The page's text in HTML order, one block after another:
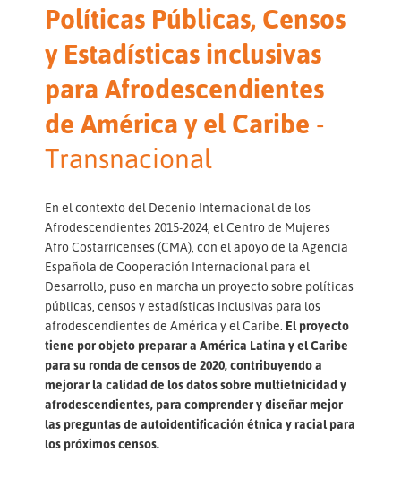
Políticas Públicas, Censos
y Estadísticas inclusivas
para Afrodescendientes
de América y el Caribe -
Transnacional
En el contexto del Decenio Internacional de los
Afrodescendientes 2015-2024, el Centro de Mujeres
Afro Costarricenses (CMA), con el apoyo de la Agencia
Española de Cooperación Internacional para el
Desarrollo, puso en marcha un proyecto sobre políticas
públicas, censos y estadísticas inclusivas para los
afrodescendientes de América y el Caribe. El proyecto
tiene por objeto preparar a América Latina y el Caribe
para su ronda de censos de 2020, contribuyendo a
mejorar la calidad de los datos sobre multietnicidad y
afrodescendientes, para comprender y diseñar mejor
las preguntas de autoidentificación étnica y racial para
los próximos censos.